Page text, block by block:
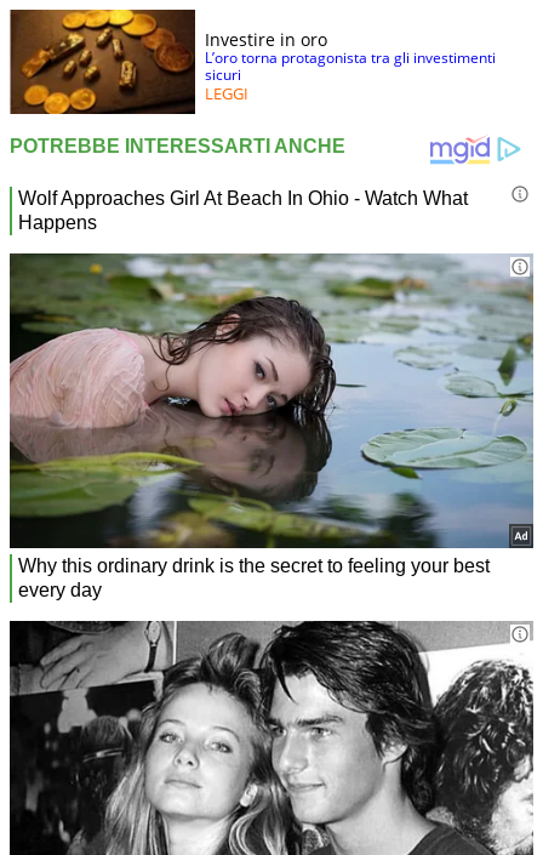
Investire in oro
L’oro torna protagonista tra gli investimenti
sicuri
LEGGI